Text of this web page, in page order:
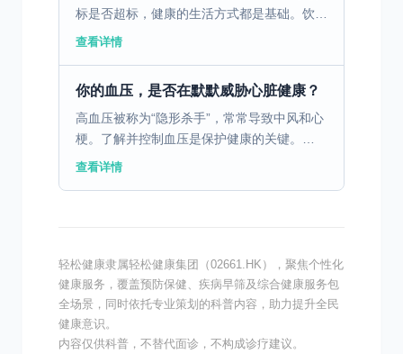
标是否超标，健康的生活方式都是基础。饮食
上记住“三少三多”：少肥肉、少油炸、少甜
查看详情
你的血压，是否在默默威胁心脏健康？
高血压被称为“隐形杀手”，常常导致中风和心
梗。了解并控制血压是保护健康的关键。
一、认识高血压：什么是高血压？ 高血压是
查看详情
轻松健康隶属轻松健康集团（02661.HK），聚焦个性化
健康服务，覆盖预防保健、疾病早筛及综合健康服务包
全场景，同时依托专业策划的科普内容，助力提升全民
健康意识。
内容仅供科普，不替代面诊，不构成诊疗建议。